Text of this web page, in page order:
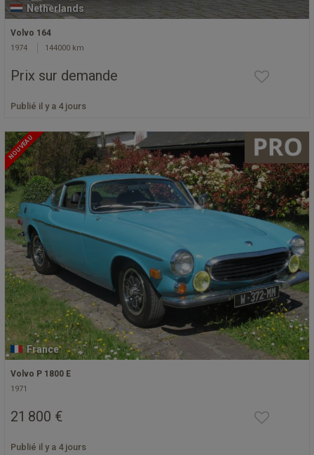
Netherlands
Volvo 164
1974 144000 km
Prix sur demande
Publié il y a 4 jours
NOUVEAU
France
Volvo P 1800 E
1971
21 800 €
Publié il y a 4 jours